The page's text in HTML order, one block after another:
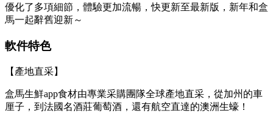
優化了多項細節，體驗更加流暢，快更新至最新版，新年和盒
馬一起辭舊迎新～
軟件特色
【產地直采】
盒馬生鮮app食材由專業采購團隊全球產地直采，從加州的車
厘子，到法國名酒莊葡萄酒，還有航空直達的澳洲生蠔！